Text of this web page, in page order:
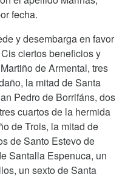
fecha.
y desembarga en favor
ciertos beneficios y
de Armental, tres
la mitad de Santa
Pedro de Borrifáns, dos
cuartos de la hermida
de Trois, la mitad de
de Santo Estevo de
Santalla Espenuca, un
un sexto de Santa